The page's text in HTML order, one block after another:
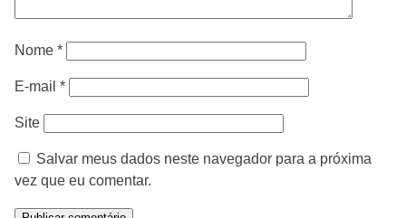
Nome *
E-mail *
Site
Salvar meus dados neste navegador para a próxima
vez que eu comentar.